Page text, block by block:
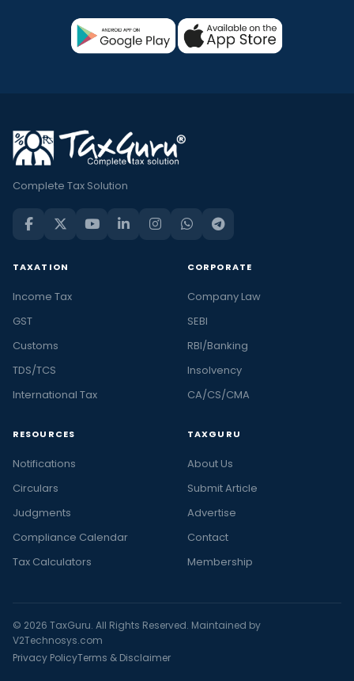
Complete Tax Solution
TAXATION
Income Tax
GST
Customs
TDS/TCS
International Tax
CORPORATE
Company Law
SEBI
RBI/Banking
Insolvency
CA/CS/CMA
RESOURCES
Notifications
Circulars
Judgments
Compliance Calendar
Tax Calculators
TAXGURU
About Us
Submit Article
Advertise
Contact
Membership
© 2026 TaxGuru. All Rights Reserved. Maintained by
V2Technosys.com
Privacy PolicyTerms & Disclaimer